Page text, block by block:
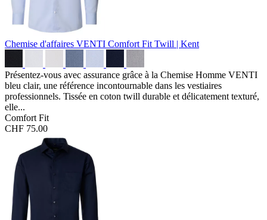
Chemise d'affaires VENTI Comfort Fit Twill | Kent
Présentez-vous avec assurance grâce à la Chemise Homme VENTI
bleu clair, une référence incontournable dans les vestiaires
professionnels. Tissée en coton twill durable et délicatement texturé,
elle...
Comfort Fit
CHF 75.00